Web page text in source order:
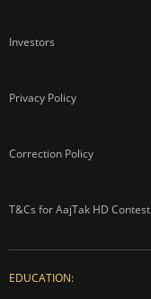
Investors
Privacy Policy
Correction Policy
T&Cs for AajTak HD Contest
EDUCATION: